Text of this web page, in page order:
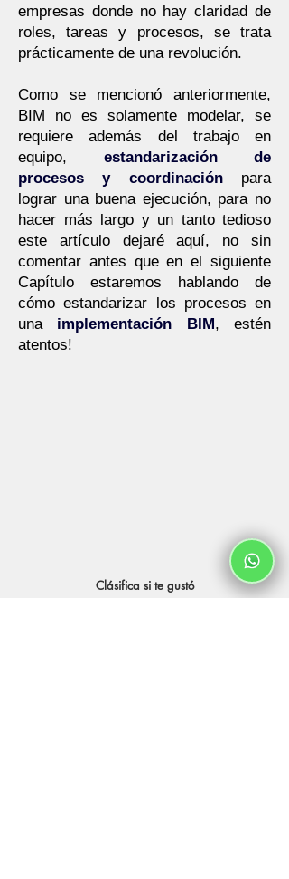
empresas donde no hay claridad de
roles, tareas y procesos, se trata
prácticamente de una revolución.
Como se mencionó anteriormente,
BIM no es solamente modelar, se
requiere además del trabajo en
equipo, estandarización de
procesos y coordinaciónpara
lograr una buena ejecución, para no
hacer más largo y un tanto tedioso
este artículo dejaré aquí, no sin
comentar antes que en el siguiente
Capítulo estaremos hablando de
cómo estandarizar los procesos en
una implementación BIM, estén
atentos!
Clásifica si te gustó